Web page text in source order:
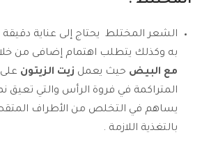
الشعر المختلط يحتاج إلى عناية
به وكذلك يتطلب اهتمام إضافى من
مع البيض حيث يعمل زيت الزيتون على
المتراكمة في فروة الرأس والتي تعيق
يساهم في التخلص من الأطراف
بالتغذية اللازمة .